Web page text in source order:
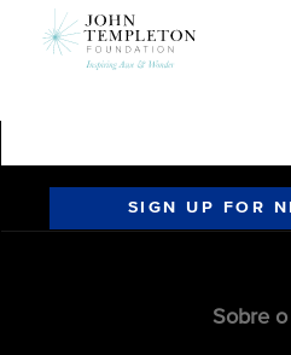
SIGN UP FOR
Sobre o